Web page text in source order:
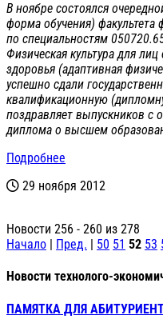
В ноябре состоялся
форма обучения) факультета
по специальностям
Физическая культура для
здоровья (адаптивная
успешно сдали
квалификационную
поздравляет выпускников с
диплома о высшем
Подробнее
29 ноября 2012
Новости 256 - 260 из 278
Начало | Пред. | 50 51 52 53
Новости технолого-
ПАМЯТКА ДЛЯ